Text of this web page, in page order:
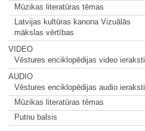
Mūzikas literatūras tēmas
Latvijas kultūras kanona Vizuālās
mākslas vērtības
VIDEO
Vēstures enciklopēdijas video ieraksti
AUDIO
Vēstures enciklopēdijas audio ieraksti
Mūzikas literatūras tēmas
Putnu balsis